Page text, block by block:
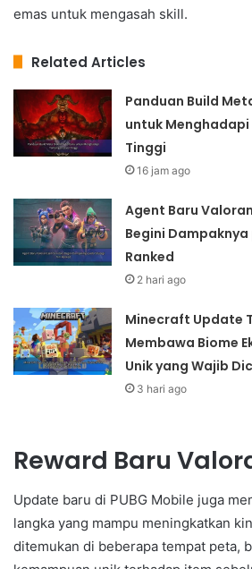
emas untuk mengasah skill.
Related Articles
Panduan Build
untuk
Tinggi
16 jam ago
Agent Baru
Begini
Ranked
2 hari ago
Minecraft Update
Membawa Biome
Unik yang Wajib
3 hari ago
Reward Baru
Update baru di PUBG Mobile juga
langka yang mampu meningkatkan
ditemukan di beberapa tempat peta,